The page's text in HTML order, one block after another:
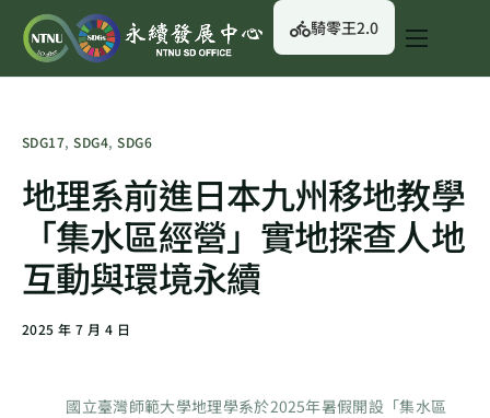
關於我們
永續資訊
校園綠生活
English
騎零王2.0
SDG17,SDG4,SDG6
地理系前進日本九州移地教學
「集水區經營」實地探查人地
互動與環境永續
2025 年 7 月 4 日
國立臺灣師範大學地理學系於2025年暑假開設「集水區